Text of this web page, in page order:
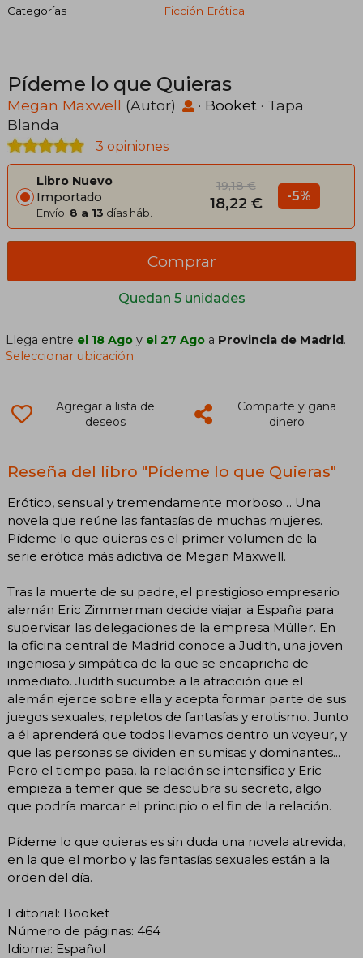
Categorías
Ficción Erótica
Pídeme lo que Quieras
Megan Maxwell (Autor) · Booket · Tapa
Blanda
3 opiniones
Libro Nuevo
Importado
Envío: 8 a 13 días háb.
19,18 €
18,22 € -5%
Quedan 5 unidades
Comprar
Llega entre el 18 Ago y el 27 Ago a Provincia de Madrid.
Seleccionar ubicación
Agregar a lista de
deseos
Comparte y gana
dinero
Reseña del libro "Pídeme lo que Quieras"
Erótico, sensual y tremendamente morboso… Una
novela que reúne las fantasías de muchas mujeres.
Pídeme lo que quieras es el primer volumen de la
serie erótica más adictiva de Megan Maxwell.
Tras la muerte de su padre, el prestigioso empresario
alemán Eric Zimmerman decide viajar a España para
supervisar las delegaciones de la empresa Müller. En
la oficina central de Madrid conoce a Judith, una joven
ingeniosa y simpática de la que se encapricha de
inmediato. Judith sucumbe a la atracción que el
alemán ejerce sobre ella y acepta formar parte de sus
juegos sexuales, repletos de fantasías y erotismo. Junto
a él aprenderá que todos llevamos dentro un voyeur, y
que las personas se dividen en sumisas y dominantes...
Pero el tiempo pasa, la relación se intensifica y Eric
empieza a temer que se descubra su secreto, algo
que podría marcar el principio o el fin de la relación.
Pídeme lo que quieras es sin duda una novela atrevida,
en la que el morbo y las fantasías sexuales están a la
orden del día.
Editorial: Booket
Número de páginas: 464
Idioma: Español